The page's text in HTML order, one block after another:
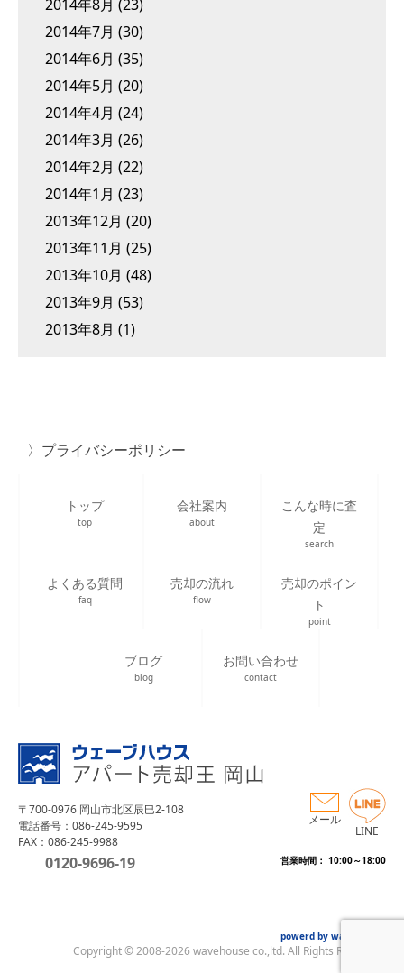
2014年8月 (23)
2014年7月 (30)
2014年6月 (35)
2014年5月 (20)
2014年4月 (24)
2014年3月 (26)
2014年2月 (22)
2014年1月 (23)
2013年12月 (20)
2013年11月 (25)
2013年10月 (48)
2013年9月 (53)
2013年8月 (1)
プライバシーポリシー
トップ
top
会社案内
about
こんな時に査
定
search
よくある質問
faq
売却の流れ
flow
売却のポイン
ト
point
ブログ
blog
お問い合わせ
contact
〒700-0976 岡山市北区辰巳2-108
電話番号：086-245-9595
FAX：086-245-9988
0120-9696-19 営業時間： 10:00～18:00
メール
LINE
powerd by wave house
Copyright © 2008-2026 wavehouse co.,ltd. All Rights Reserved.